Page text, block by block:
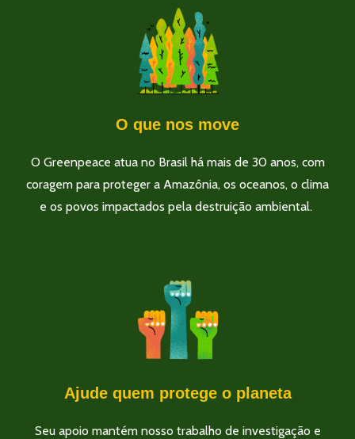
O que nos move
O Greenpeace atua no Brasil há mais de 30 anos, com
coragem para proteger a Amazônia, os oceanos, o clima
e os povos impactados pela destruição ambiental.
Ajude quem protege o planeta
Seu apoio mantém nosso trabalho de investigação e